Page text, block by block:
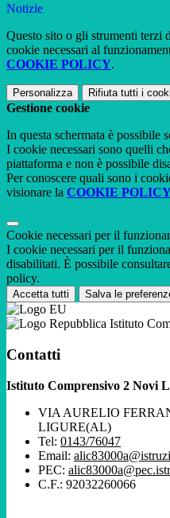
Notizie
Questo sito o gli strumenti terzi
cookie necessari al
COOKIE POLICY.
Personalizza Rifiuta tutti i
Gestione cookie
In questa schermata è possibile
I cookie necessari sono quelli
piattaforma e non è possibile
Per conoscere quali sono i
visionare la COOKIE
Cookie necessari per il
I cookie necessari per il
disabilitati. È possibile
policy.
Accetta tutti Salva le
Istituto
Contatti
Istituto Comprensivo 2 Novi
VIA AURELIO
LIGURE(AL)
Tel: 0143/76047
Email:
PEC:
C.F.: 92032260066